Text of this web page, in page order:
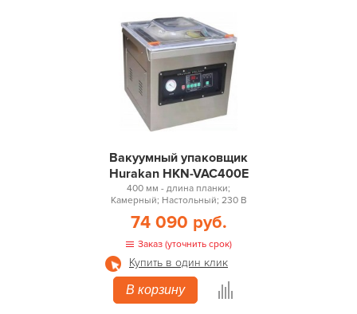
Вакуумный упаковщик
Hurakan HKN-VAC400E
400 мм - длина планки;
Камерный; Настольный; 230 В
74 090 руб.
Заказ (уточнить срок)
Купить в один клик
В корзину